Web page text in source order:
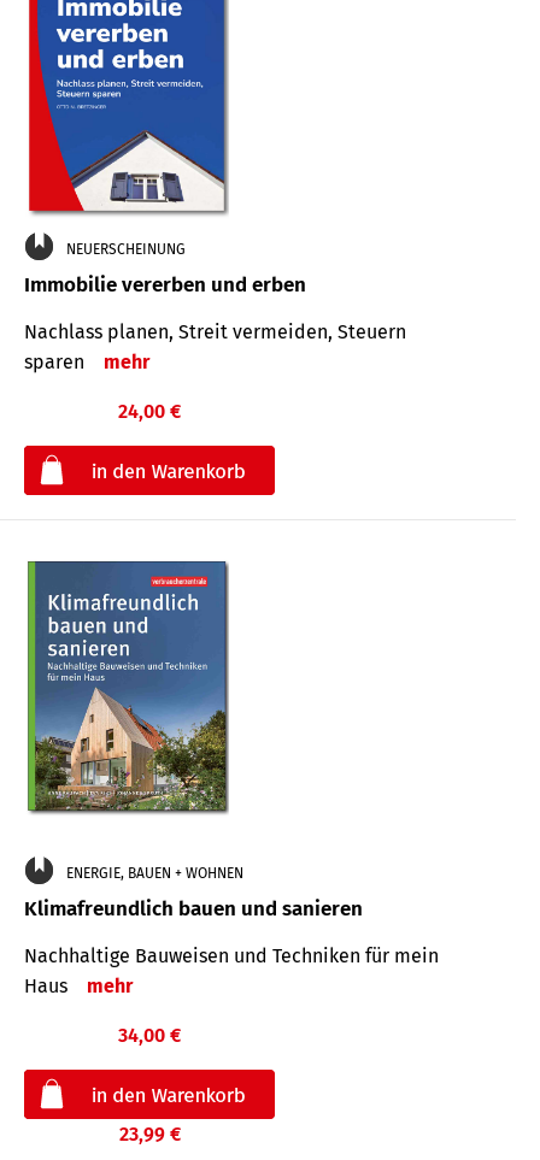
NEUERSCHEINUNG
Immobilie vererben und erben
Nachlass planen, Streit vermeiden, Steuern
sparen
mehr
24,00 €
ENERGIE, BAUEN + WOHNEN
Klimafreundlich bauen und sanieren
Nachhaltige Bauweisen und Techniken für mein
Haus
mehr
34,00 €
23,99 €